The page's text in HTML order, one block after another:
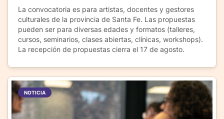
La convocatoria es para artistas, docentes y gestores
culturales de la provincia de Santa Fe. Las propuestas
pueden ser para diversas edades y formatos (talleres,
cursos, seminarios, clases abiertas, clínicas, workshops).
La recepción de propuestas cierra el 17 de agosto.
NOTICIA